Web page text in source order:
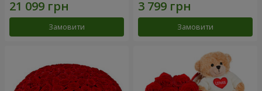
Замовити Замовити